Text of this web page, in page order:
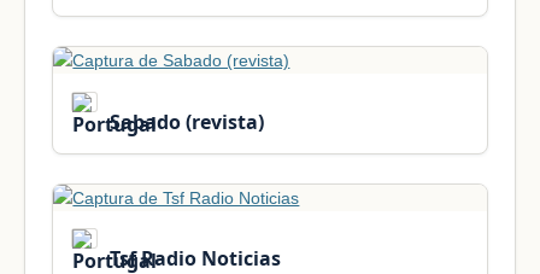
Sabado (revista)
Tsf Radio Noticias